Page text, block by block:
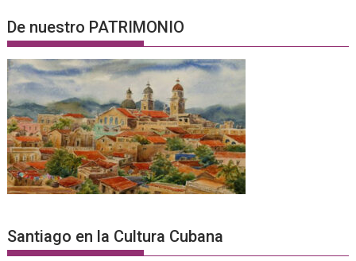
De nuestro PATRIMONIO
Santiago en la Cultura Cubana